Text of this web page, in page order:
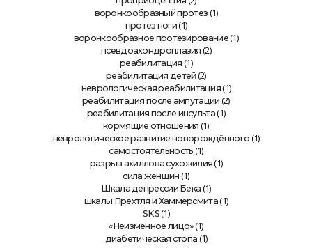
воронкообразный протез (1)
протез ноги (1)
воронкообразное протезирование(1)
псевдоахондроплазия (2)
реабилитация (1)
реабилитация детей (2)
неврологическая реабилитация (1)
реабилитация после ампутации (2)
реабилитация после инсульта(1)
кормящие отношения (1)
неврологическое развитие новорождённого (1)
самостоятельность (1)
разрыв ахиллова сухожилия (1)
сила женщин (1)
Шкала депрессии Бека (1)
шкалы Прехтля и Хаммерсмита(1)
SKS(1)
«Неизменное лицо»(1)
диабетическая стопа (1)